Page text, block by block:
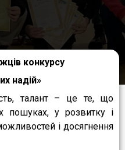
конкурсу
надій»
талант – це те, що
пошуках, у розвитку і
і досягнення